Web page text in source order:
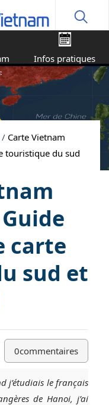
Infos pratiques
/ Carte Vietnam
touristique du sud
carte
sud et
0commentaires
j’étudiais le français
de Hanoi, j’ai